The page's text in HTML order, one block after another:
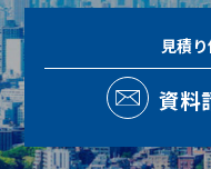
見積
資料